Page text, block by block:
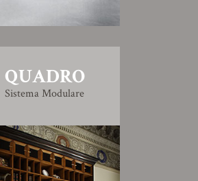
QUADRO
Sistema Modulare